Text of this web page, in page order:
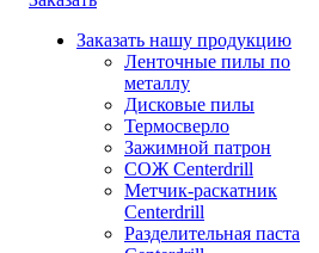
Заказать нашу продукцию
Ленточные пилы по
металлу
Дисковые пилы
Термосверло
Зажимной патрон
СОЖ Centerdrill
Метчик-раскатник
Centerdrill
Разделительная паста